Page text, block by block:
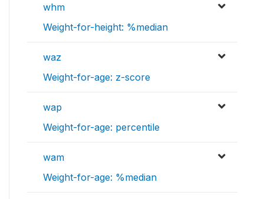
whm
Weight-for-height: %median
waz
Weight-for-age: z-score
wap
Weight-for-age: percentile
wam
Weight-for-age: %median